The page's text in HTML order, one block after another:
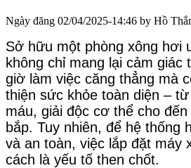
Ngày đăng 02/04/2025-14:46 by Hồ
Sở hữu một phòng xông hơi
không chỉ mang lại cảm giác
giờ làm việc căng thẳng mà
thiện sức khỏe toàn diện –
máu, giải độc cơ thể cho
bắp. Tuy nhiên, để hệ thống
và an toàn, việc lắp đặt máy
cách là yếu tố then chốt.